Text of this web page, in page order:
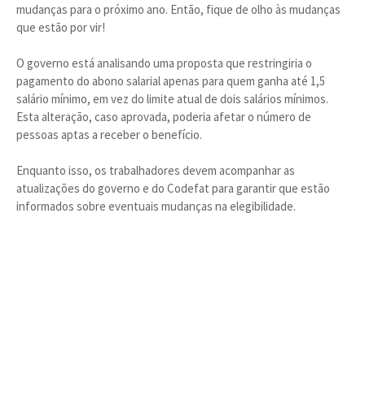
mudanças para o próximo ano. Então, fique de olho às mudanças
que estão por vir!
O governo está analisando uma proposta que restringiria o
pagamento do abono salarial apenas para quem ganha até 1,5
salário mínimo, em vez do limite atual de dois salários mínimos.
Esta alteração, caso aprovada, poderia afetar o número de
pessoas aptas a receber o benefício.
Enquanto isso, os trabalhadores devem acompanhar as
atualizações do governo e do Codefat para garantir que estão
informados sobre eventuais mudanças na elegibilidade.